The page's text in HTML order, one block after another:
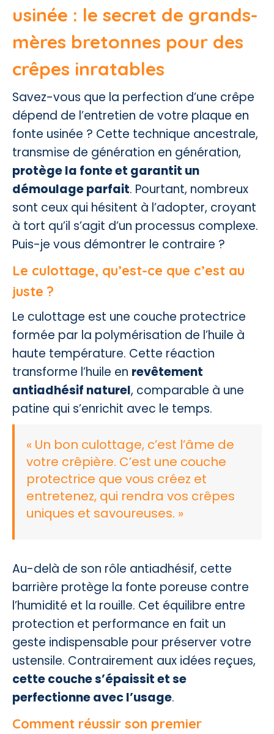
usinée : le secret de grands-
mères bretonnes pour des
crêpes inratables
Savez-vous que la perfection d’une crêpe
dépend de l’entretien de votre plaque en
fonte usinée ? Cette technique ancestrale,
transmise de génération en génération,
protège la fonte et garantit un
démoulage parfait. Pourtant, nombreux
sont ceux qui hésitent à l’adopter, croyant
à tort qu’il s’agit d’un processus complexe.
Puis-je vous démontrer le contraire ?
Le culottage, qu’est-ce que c’est au
juste ?
Le culottage est une couche protectrice
formée par la polymérisation de l’huile à
haute température. Cette réaction
transforme l’huile en revêtement
antiadhésif naturel, comparable à une
patine qui s’enrichit avec le temps.
« Un bon culottage, c’est l’âme de
votre crêpière. C’est une couche
protectrice que vous créez et
entretenez, qui rendra vos crêpes
uniques et savoureuses. »
Au-delà de son rôle antiadhésif, cette
barrière protège la fonte poreuse contre
l’humidité et la rouille. Cet équilibre entre
protection et performance en fait un
geste indispensable pour préserver votre
ustensile. Contrairement aux idées reçues,
cette couche s’épaissit et se
perfectionne avec l’usage.
Comment réussir son premier